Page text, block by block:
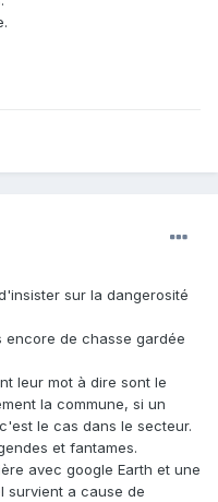
sur la dangerosité
encore de chasse gardée
leur mot à dire sont le
la commune, si un
le cas dans le secteur.
et fantames.
avec google Earth et une
survient a cause de